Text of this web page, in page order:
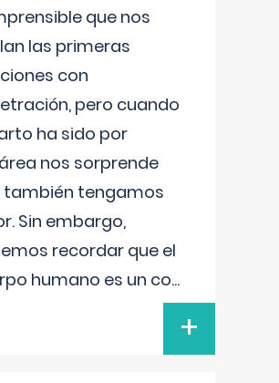
que nos
las primeras
con
pero cuando
ha sido por
nos sorprende
también tengamos
Sin embargo,
recordar que el
humano es un co...
+